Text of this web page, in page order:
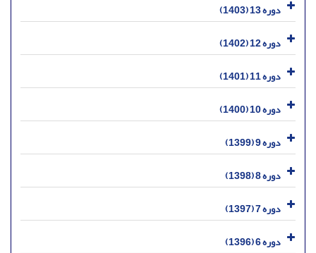
دوره 13 (1403)
دوره 12 (1402)
دوره 11 (1401)
دوره 10 (1400)
دوره 9 (1399)
دوره 8 (1398)
دوره 7 (1397)
دوره 6 (1396)